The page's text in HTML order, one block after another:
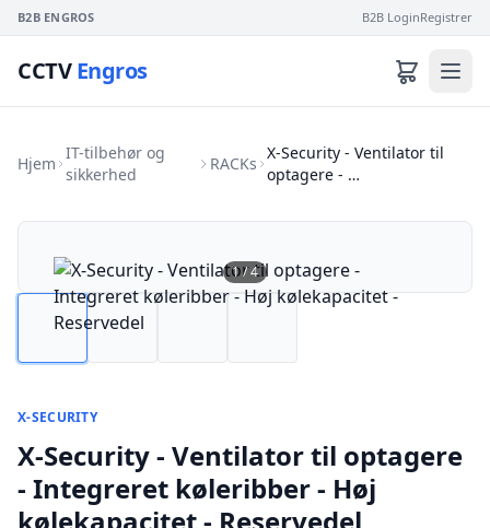
B2B ENGROS B2B LoginRegistrer
CCTVEngros
Hjem
IT-tilbehør og
sikkerhed
RACKs
X-Security - Ventilator til
optagere - …
1/4
X-SECURITY
X-Security - Ventilator til optagere
- Integreret køleribber - Høj